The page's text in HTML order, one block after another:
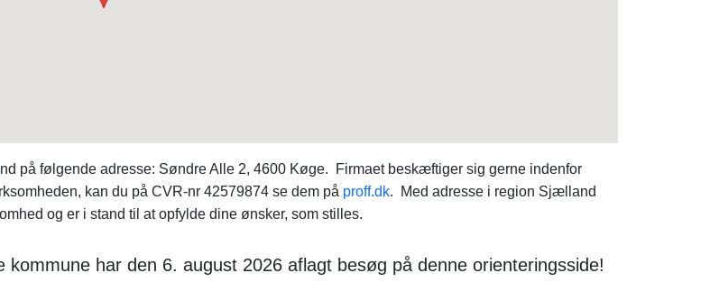
på følgende adresse: Søndre Alle 2, 4600 Køge. Firmaet beskæftiger sig gerne indenfor
kan du på CVR-nr 42579874 se dem på proff.dk. Med adresse i region Sjælland
og er i stand til at opfylde dine ønsker, som stilles.
har den 6. august 2026 aflagt besøg på denne orienteringsside!